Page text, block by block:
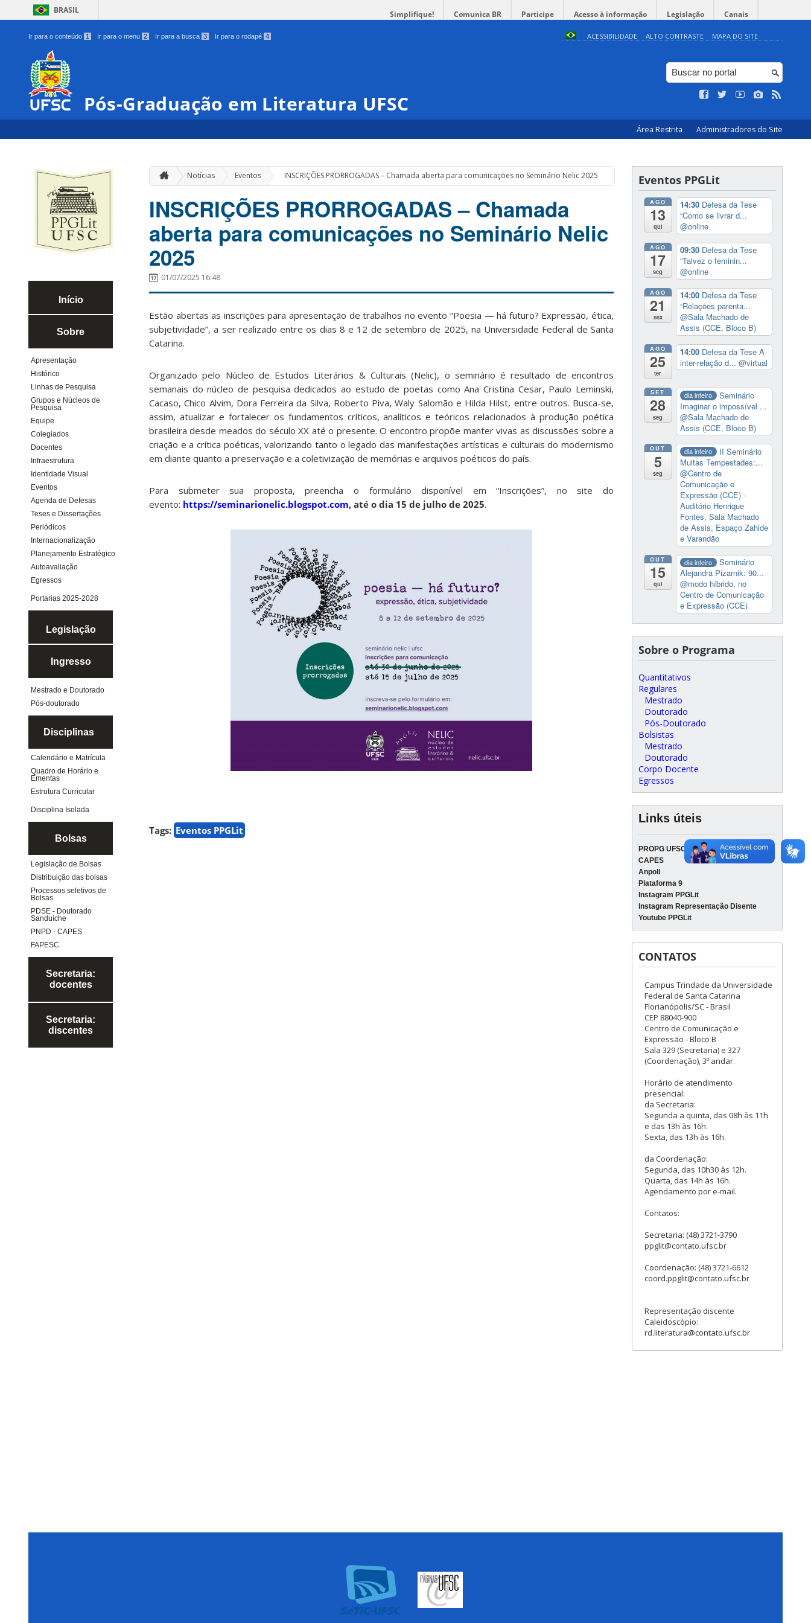
BRASIL Simplifique! Comunica BR Participe Acesso à informação Legislação Canais
Ir para o conteúdo 1 Ir para o menu 2 Ir para a busca 3 Ir para o rodapé 4 ACESSIBILIDADE ALTO CONTRASTE MAPA DO SITE
Pós-Graduação em Literatura UFSC
Área Restrita Administradores do Site
Início
Sobre
Apresentação
Histórico
Linhas de Pesquisa
Grupos e Núcleos de
Pesquisa
Equipe
Colegiados
Docentes
Infraestrutura
Identidade Visual
Eventos
Agenda de Defesas
Teses e Dissertações
Periódicos
Internacionalização
Planejamento Estratégico
Autoavaliação
Egressos
Portarias 2025-2028
Legislação
Ingresso
Mestrado e Doutorado
Pós-doutorado
Disciplinas
Calendário e Matrícula
Quadro de Horário e
Ementas
Estrutura Curricular
Disciplina Isolada
Bolsas
Legislação de Bolsas
Distribuição das bolsas
Processos seletivos de
Bolsas
PDSE - Doutorado
Sanduíche
PNPD - CAPES
FAPESC
Secretaria:
docentes
Secretaria:
discentes
Notícias Eventos » INSCRIÇÕES PRORROGADAS – Chamada aberta para comunicações no Seminário Nelic 2025
INSCRIÇÕES PRORROGADAS – Chamada
aberta para comunicações no Seminário Nelic
2025
01/07/2025 16:48
Estão abertas as inscrições para apresentação de trabalhos no evento “Poesia — há futuro? Expressão, ética,
subjetividade”, a ser realizado entre os dias 8 e 12 de setembro de 2025, na Universidade Federal de Santa
Catarina.
Organizado pelo Núcleo de Estudos Literários & Culturais (Nelic), o seminário é resultado de encontros
semanais do núcleo de pesquisa dedicados ao estudo de poetas como Ana Cristina Cesar, Paulo Leminski,
Cacaso, Chico Alvim, Dora Ferreira da Silva, Roberto Piva, Waly Salomão e Hilda Hilst, entre outros. Busca-se,
assim, atualizar e fortalecer os fundamentos críticos, analíticos e teóricos relacionados à produção poética
brasileira desde meados do século XX até o presente. O encontro propõe manter vivas as discussões sobre a
criação e a crítica poéticas, valorizando tanto o legado das manifestações artísticas e culturais do modernismo
em diante quanto a preservação e a coletivização de memórias e arquivos poéticos do país.
Para submeter sua proposta, preencha o formulário disponível em “Inscrições”, no site do
evento: https://seminarionelic.blogspot.com, até o dia 15 de julho de 2025.
Tags: Eventos PPGLit
Eventos PPGLit
AGO
13
qui
14:30 Defesa da Tese
“Como se livrar d...
@online
AGO
17
seg
09:30 Defesa da Tese
“Talvez o feminin...
@online
AGO
21
sex
14:00 Defesa da Tese
“Relações parenta...
@Sala Machado de
Assis (CCE, Bloco B)
AGO
25
ter
14:00 Defesa da Tese A
inter-relação d... @virtual
SET
28
seg
dia inteiro
Seminário
Imaginar o impossível ...
@Sala Machado de
Assis (CCE, Bloco B)
OUT
5
seg
dia inteiro
II Seminário
Muitas Tempestades:...
@Centro de
Comunicação e
Expressão (CCE) -
Auditório Henrique
Fontes, Sala Machado
de Assis, Espaço Zahide
e Varandão
OUT
15
qui
dia inteiro
Seminário
Alejandra Pizarnik: 90...
@modo híbrido, no
Centro de Comunicação
e Expressão (CCE)
Sobre o Programa
Quantitativos
Regulares
Mestrado
Doutorado
Pós-Doutorado
Bolsistas
Mestrado
Doutorado
Corpo Docente
Egressos
Links úteis
PROPG UFSC
CAPES
Anpoll
Plataforma 9
Instagram PPGLit
Instagram Representação Disente
Youtube PPGLit
CONTATOS
Campus Trindade da Universidade
Federal de Santa Catarina
Florianópolis/SC - Brasil
CEP 88040-900
Centro de Comunicação e
Expressão - Bloco B
Sala 329 (Secretaria) e 327
(Coordenação), 3º andar.
Horário de atendimento
presencial:
da Secretaria:
Segunda a quinta, das 08h às 11h
e das 13h às 16h.
Sexta, das 13h às 16h.
da Coordenação:
Segunda, das 10h30 às 12h.
Quarta, das 14h às 16h.
Agendamento por e-mail.
Contatos:
Secretaria: (48) 3721-3790
ppglit@contato.ufsc.br
Coordenação: (48) 3721-6612
coord.ppglit@contato.ufsc.br
Representação discente
Caleidoscópio:
rd.literatura@contato.ufsc.br